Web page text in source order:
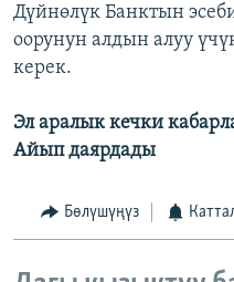
Дүйнөлүк Банктын
оорунун алдын алуу
керек.
Эл аралык кечки
Айып даярдады
Бөлүшүңүз